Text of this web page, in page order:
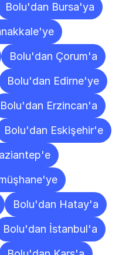
Bolu'dan Bursa'ya
Bolu'dan Çorum'a
Bolu'dan Edirne'ye
Bolu'dan Erzincan'a
Bolu'dan Eskişehir'e
Bolu'dan Hatay'a
Bolu'dan İstanbul'a